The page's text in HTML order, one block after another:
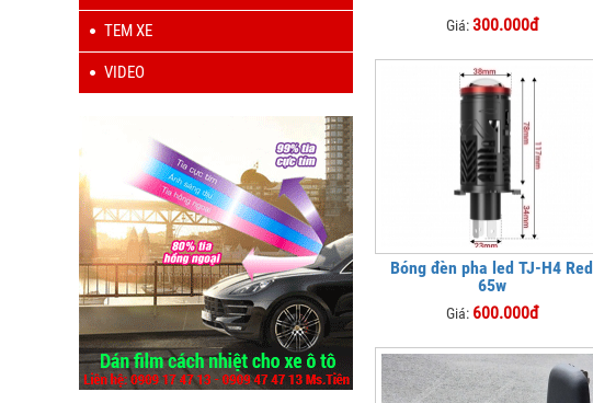
TEM XE
VIDEO
Giá:300.000đ
Bóng đèn pha led TJ-H4 Red
65w
Giá: 600.000đ